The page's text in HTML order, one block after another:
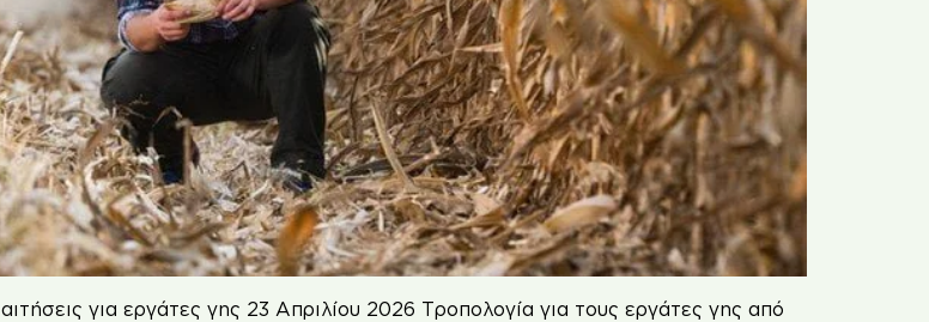
για εργάτες γης 23 Απριλίου 2026 Τροπολογία για τους εργάτες γης από